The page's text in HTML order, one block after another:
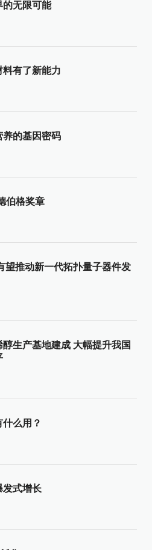
的无限可能
有了新能力
养的基因密码
伯格奖章
望推动新一代拓扑量子器件发
生产基地建成 大幅提升我国
什么用？
发式增长